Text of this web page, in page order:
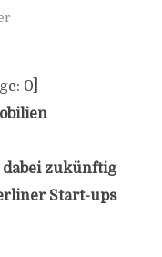
0]
zukünftig
Start-ups